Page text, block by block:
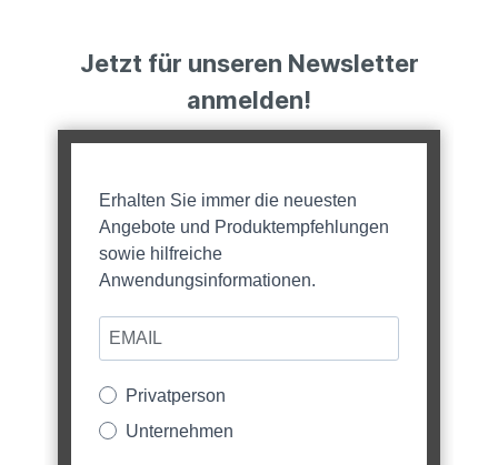
Jetzt für unseren Newsletter
anmelden!
Erhalten Sie immer die neuesten
Angebote und Produktempfehlungen
sowie hilfreiche
Anwendungsinformationen.
Privatperson
Unternehmen